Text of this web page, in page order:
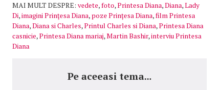
MAI MULT DESPRE: vedete,foto,Printesa Diana,Diana,Lady
Di,imagini Prinţesa Diana, poze Prințesa Diana,film Printesa
Diana,Diana si Charles,Printul Charles si Diana,Printesa Diana
casnicie,Printesa Diana mariaj,Martin Bashir,interviu Printesa
Diana
Pe aceeasi tema...